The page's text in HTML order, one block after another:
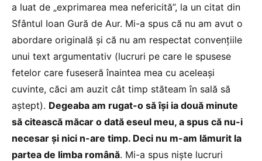
a luat de „exprimarea mea nefericită”, la un citat din
Sfântul Ioan Gură de Aur. Mi-a spus că nu am avut o
abordare originală și că nu am respectat convențiile
unui text argumentativ (lucruri pe care le spusese
fetelor care fuseseră înaintea mea cu aceleași
cuvinte, căci am auzit cât timp stăteam în sală să
aștept). Degeaba am rugat-o să își ia două minute
să citească măcar o dată eseul meu, a spus că nu-i
necesar și nici n-are timp. Deci nu m-am lămurit la
partea de limba română. Mi-a spus niște lucruri